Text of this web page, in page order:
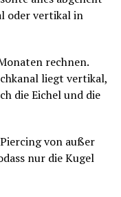
oder vertikal in
rechnen.
liegt vertikal,
die Eichel und die
von außer
nur die Kugel